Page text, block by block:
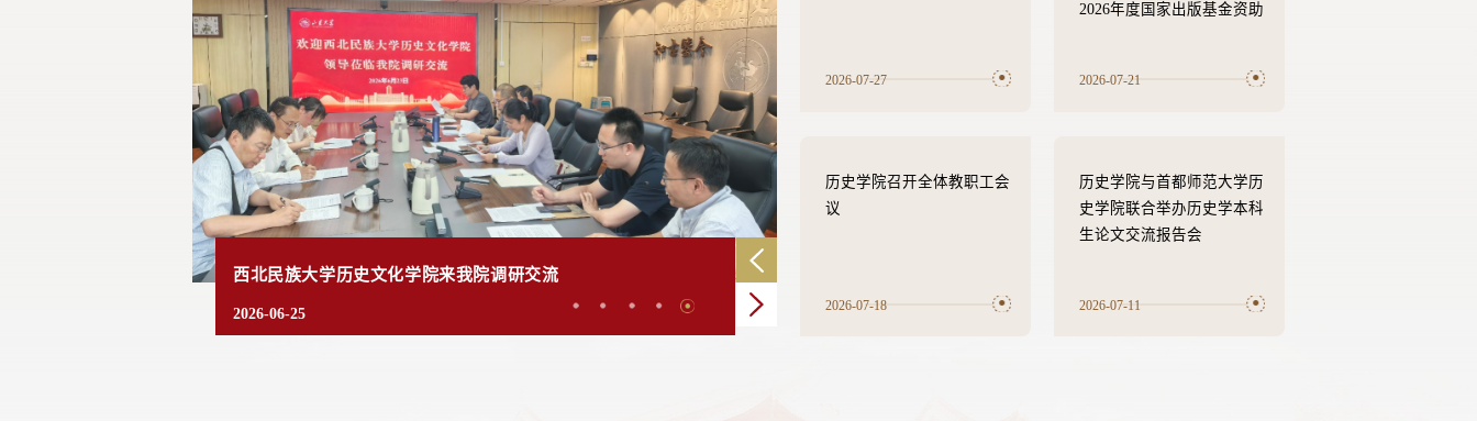
2026-07-11
2026-07-27
2026年度国家出版基金资助
2026-07-21
历史学院召开全体教职工会
议
2026-07-18
历史学院与首都师范大学历
史学院联合举办历史学本科
生论文交流报告会
2026-07-11